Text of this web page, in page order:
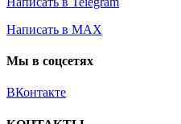
Написать в MAX
Мы в соцсетях
ВКонтакте